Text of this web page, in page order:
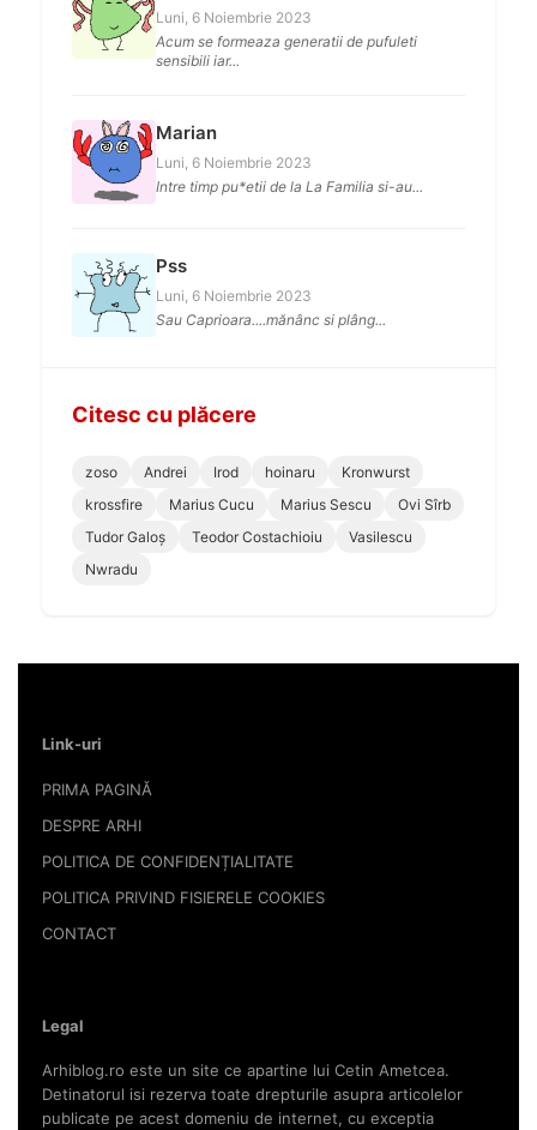
Luni, 6 Noiembrie 2023
Acum se formeaza generatii de pufuleti
sensibili iar...
Marian
Luni, 6 Noiembrie 2023
Intre timp pu*etii de la La Familia si-au...
Pss
Luni, 6 Noiembrie 2023
Sau Caprioara....mănânc si plâng...
Citesc cu plăcere
zoso Andrei Irod hoinaru
Kronwurst
krossfire
Marius Cucu Marius Sescu
Ovi Sîrb
Tudor Galoș
Teodor Costachioiu
Vasilescu
Nwradu
Link-uri
PRIMA PAGINĂ
DESPRE ARHI
POLITICA DE CONFIDENȚIALITATE
POLITICA PRIVIND FISIERELE COOKIES
CONTACT
Legal
Arhiblog.ro este un site ce apartine lui Cetin Ametcea.
Detinatorul isi rezerva toate drepturile asupra articolelor
publicate pe acest domeniu de internet, cu exceptia